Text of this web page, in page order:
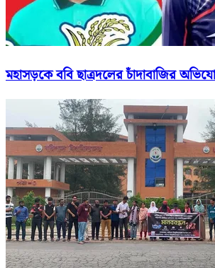
মহাসড়কে ববি ছাত্রদলের চাঁদাবাজির